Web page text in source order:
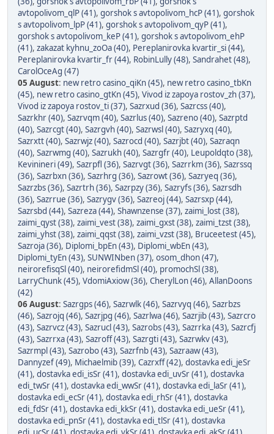
avtopolivom_qlP (41), gorshok s avtopolivom_hcP (41), gorshok
s avtopolivom_lpP (41), gorshok s avtopolivom_qyP (41),
gorshok s avtopolivom_keP (41), gorshok s avtopolivom_ehP
(41), zakazat kyhnu_zoOa (40), Pereplanirovka kvartir_si (44),
Pereplanirovka kvartir_fr (44), RobinLully (48), Sandrahet (48),
CarolOceAg (47)
05 August: new retro casino_qiKn (45), new retro casino_tbKn
(45), new retro casino_gtKn (45), Vivod iz zapoya rostov_zh (37),
Vivod iz zapoya rostov_ti (37), Sazrxud (36), Sazrcss (40),
Sazrkhr (40), Sazrvqm (40), Sazrlus (40), Sazreno (40), Sazrptd
(40), Sazrcgt (40), Sazrgvh (40), Sazrwsl (40), Sazryxq (40),
Sazrxtt (40), Sazrwjz (40), Sazrocd (40), Sazrjbt (40), Sazraqn
(40), Sazrwmg (40), Sazrukh (40), Sazrgfr (40), Leupoldqto (38),
Kevinineri (49), Sazrpfl (36), Sazrvgt (36), Sazrrkm (36), Sazrssq
(36), Sazrbxn (36), Sazrhrg (36), Sazrowt (36), Sazryeq (36),
Sazrzbs (36), Sazrtrh (36), Sazrpzy (36), Sazryfs (36), Sazrsdh
(36), Sazrrue (36), Sazrygv (36), Sazreoj (44), Sazrsxp (44),
Sazrsbd (44), Sazreza (44), Shawnzense (37), zaimi_lost (38),
zaimi_qyst (38), zaimi_vest (38), zaimi_gxst (38), zaimi_tzst (38),
zaimi_yhst (38), zaimi_qqst (38), zaimi_vzst (38), Bruceetest (45),
Sazroja (36), Diplomi_bpEn (43), Diplomi_wbEn (43),
Diplomi_tyEn (43), SUNWINben (37), osom_dhon (47),
neirorefisqSl (40), neirorefidmSl (40), promochSl (38),
LarryChunk (45), VdomiAxiow (36), CherylLon (46), AllanDoons
(42)
06 August: Sazrgps (46), Sazrwlk (46), Sazrvyq (46), Sazrbzs
(46), Sazrojq (46), Sazrjpg (46), Sazrlwa (46), Sazrjib (43), Sazrcro
(43), Sazrvcz (43), Sazrucl (43), Sazrobs (43), Sazrrka (43), Sazrcfj
(43), Sazrrxa (43), Sazroff (43), Sazrgti (43), Sazrwkv (43),
Sazrmpl (43), Sazrobo (43), Sazrfnb (43), Sazraaw (43),
Dannyzef (49), Michaelmib (39), Cazrxff (42), dostavka edi_jeSr
(41), dostavka edi_isSr (41), dostavka edi_uvSr (41), dostavka
edi_twSr (41), dostavka edi_wwSr (41), dostavka edi_laSr (41),
dostavka edi_ecSr (41), dostavka edi_rhSr (41), dostavka
edi_fdSr (41), dostavka edi_kkSr (41), dostavka edi_ueSr (41),
dostavka edi_pnSr (41), dostavka edi_tlSr (41), dostavka